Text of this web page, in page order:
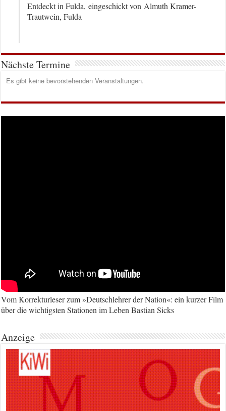
Entdeckt in Fulda, eingeschickt von Almuth Kramer-
Trautwein, Fulda
Nächste Termine
Es gibt keine bevorstehenden Veranstaltungen.
Vom Korrekturleser zum »Deutschlehrer der Nation«: ein kurzer Film
über die wichtigsten Stationen im Leben Bastian Sicks
Anzeige